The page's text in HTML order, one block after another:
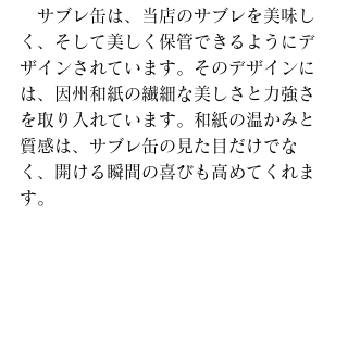
サブレ缶は、当店のサブレを美味し
く、そして美しく保管できるようにデ
ザインされています。そのデザインに
は、因州和紙の繊細な美しさと力強さ
を取り入れています。和紙の温かみと
質感は、サブレ缶の見た目だけでな
く、開ける瞬間の喜びも高めてくれま
す。